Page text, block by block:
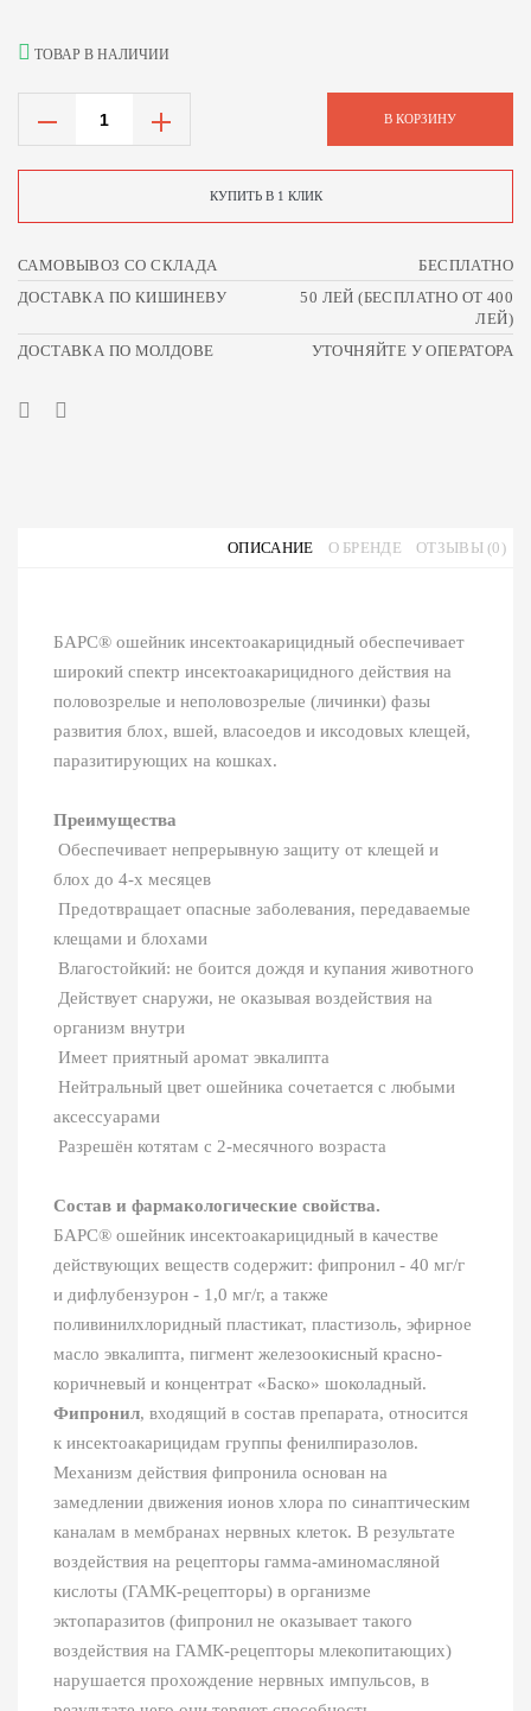
ТОВАР В НАЛИЧИИ
В КОРЗИНУ
КУПИТЬ В 1 КЛИК
САМОВЫВОЗ СО СКЛАДА
БЕСПЛАТНО
ДОСТАВКА ПО КИШИНЕВУ
50 ЛЕЙ (БЕСПЛАТНО ОТ 400
ЛЕЙ)
ДОСТАВКА ПО МОЛДОВЕ
УТОЧНЯЙТЕ У ОПЕРАТОРА
ОПИСАНИЕ О БРЕНДЕ ОТЗЫВЫ (0)
БАРС® ошейник инсектоакарицидный обеспечивает
широкий спектр инсектоакарицидного действия на
половозрелые и неполовозрелые (личинки) фазы
развития блох, вшей, власоедов и иксодовых клещей,
паразитирующих на кошках.
Преимущества
Обеспечивает непрерывную защиту от клещей и
блох до 4-х месяцев
Предотвращает опасные заболевания, передаваемые
клещами и блохами
Влагостойкий: не боится дождя и купания животного
Действует снаружи, не оказывая воздействия на
организм внутри
Имеет приятный аромат эвкалипта
Нейтральный цвет ошейника сочетается с любыми
аксессуарами
Разрешён котятам с 2-месячного возраста
Состав и фармакологические свойства.
БАРС® ошейник инсектоакарицидный в качестве
действующих веществ содержит: фипронил - 40 мг/г
и дифлубензурон - 1,0 мг/г, а также
поливинилхлоридный пластикат, пластизоль, эфирное
масло эвкалипта, пигмент железоокисный красно-
коричневый и концентрат «Баско» шоколадный.
Фипронил, входящий в состав препарата, относится
к инсектоакарицидам группы фенилпиразолов.
Механизм действия фипронила основан на
замедлении движения ионов хлора по синаптическим
каналам в мембранах нервных клеток. В результате
воздействия на рецепторы гамма-аминомасляной
кислоты (ГАМК-рецепторы) в организме
эктопаразитов (фипронил не оказывает такого
воздействия на ГАМК-рецепторы млекопитающих)
нарушается прохождение нервных импульсов, в